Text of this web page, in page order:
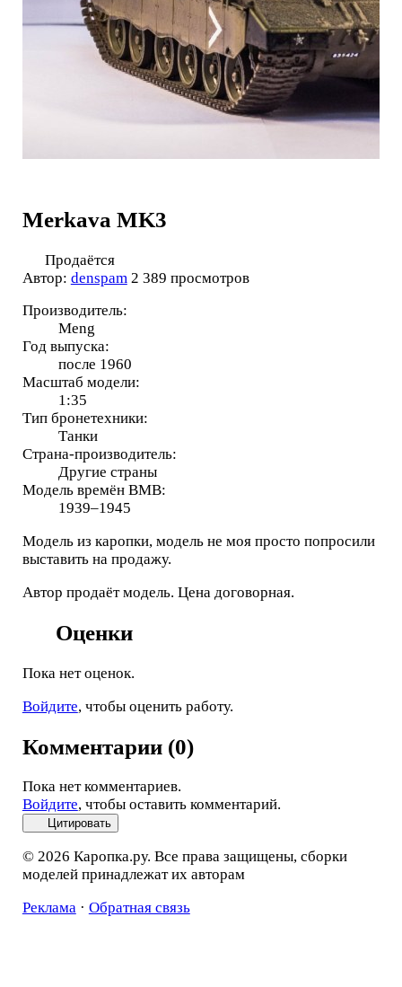
Merkava MK3
Продаётся
Автор: denspam 2 389 просмотров
Производитель:
Meng
Год выпуска:
после 1960
Масштаб модели:
1:35
Тип бронетехники:
Танки
Страна-производитель:
Другие страны
Модель времён ВМВ:
1939–1945
Модель из каропки, модель не моя просто попросили
выставить на продажу.
Автор продаёт модель. Цена договорная.
Оценки
Пока нет оценок.
Войдите, чтобы оценить работу.
Комментарии (0)
Пока нет комментариев.
Войдите, чтобы оставить комментарий.
Цитировать
© 2026 Каропка.ру. Все права защищены, сборки
моделей принадлежат их авторам
Реклама· Обратная связь